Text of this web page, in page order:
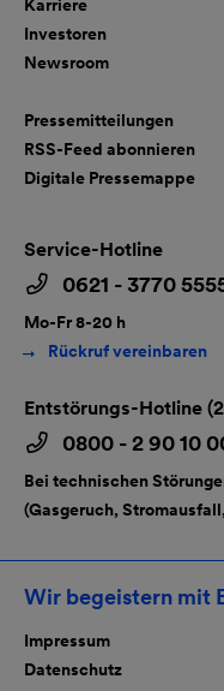
Karriere
Investoren
Newsroom
Pressemitteilungen
RSS-Feed abonnieren
Digitale Pressemappe
Service-Hotline
0621 - 3770
Mo-Fr 8-20 h
Rückruf vereinbaren
Entstörungs-Hotline
0800 - 2 90 10
Bei technischen
(Gasgeruch,
Wir begeistern mit
Impressum
Datenschutz